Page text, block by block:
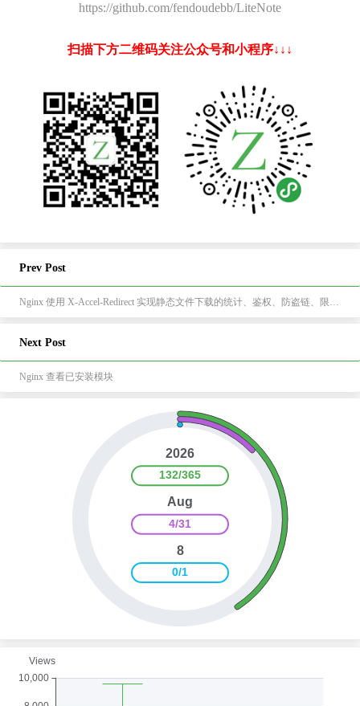
https://github.com/fendoudebb/LiteNote
扫描下方二维码关注公众号和小程序↓↓↓
Prev Post
Next Post
Nginx 查看已安装模块